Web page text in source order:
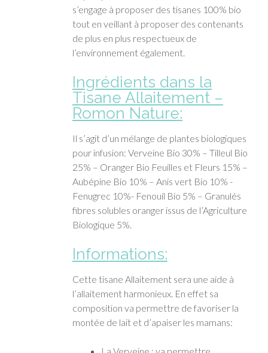
s’engage à proposer des tisanes 100% bio
tout en veillant à proposer des contenants
de plus en plus respectueux de
l’environnement également.
Ingrédients dans la
Tisane Allaitement –
Romon Nature:
Il s’agit d’un mélange de plantes biologiques
pour infusion: Verveine Bio 30% – Tilleul Bio
25% – Oranger Bio Feuilles et Fleurs 15% –
Aubépine Bio 10% – Anis vert Bio 10% -
Fenugrec 10%- Fenouil Bio 5% – Granulés
fibres solubles oranger issus de l’Agriculture
Biologique 5%.
Informations:
Cette tisane Allaitement sera une aide à
l’allaitement harmonieux. En effet sa
composition va permettre de favoriser la
montée de lait et d’apaiser les mamans: